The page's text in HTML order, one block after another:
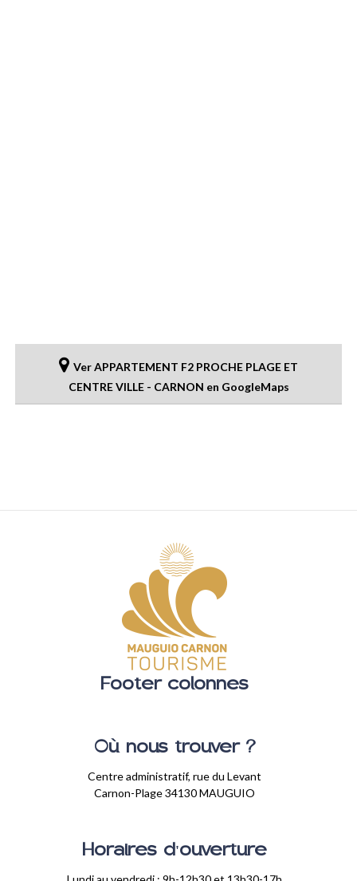
Ver APPARTEMENT F2 PROCHE PLAGE ET
CENTRE VILLE - CARNON en GoogleMaps
Footer colonnes
Où nous trouver ?
Centre administratif, rue du Levant
Carnon-Plage 34130 MAUGUIO
Horaires d'ouverture